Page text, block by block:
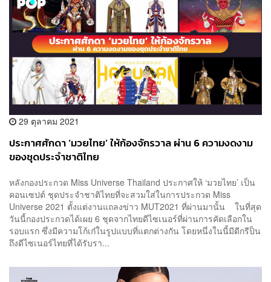
29 ตุลาคม 2021
ประกาศศักดา ‘มวยไทย’ ให้ก้องจักรวาล ผ่าน 6 ความงดงาม
ของชุดประจำชาติไทย
หลังกองประกวด Miss Universe Thailand ประกาศให้ ‘มวยไทย’ เป็น
คอนเซปต์ ชุดประจำชาติไทยที่จะสวมใส่ในการประกวด Miss
Universe 2021 ตั้งแต่งานแถลงข่าว MUT2021 ที่ผ่านมานั้น ในที่สุด
วันนี้กองประกวดได้เผย 6 ชุดจากไทยดีไซเนอร์ที่ผ่านการคัดเลือกใน
รอบแรก ซึ่งมีความโก้เก๋ในรูปแบบที่แตกต่างกัน โดยหนึ่งในนี้มีดีกรีป็น
ถึงดีไซเนอร์ไทยที่ได้รับรา...